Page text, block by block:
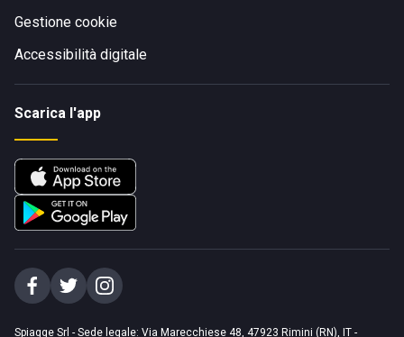
Gestione cookie
Accessibilità digitale
Scarica l'app
Spiagge Srl - Sede legale: Via Marecchiese 48, 47923 Rimini (RN), IT -